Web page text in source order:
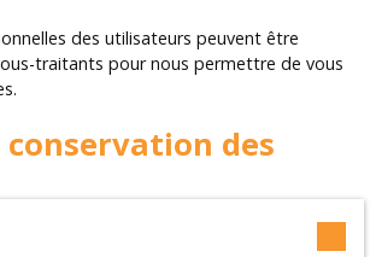
des utilisateurs peuvent être
traitants pour nous permettre de vous
conservation des